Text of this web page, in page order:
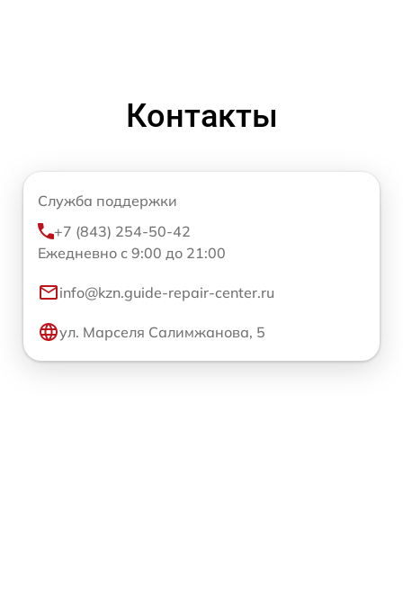
Контакты
Служба поддержки
+7 (843) 254-50-42
Ежедневно с 9:00 до 21:00
info@kzn.guide-repair-center.ru
ул. Марселя Салимжанова, 5